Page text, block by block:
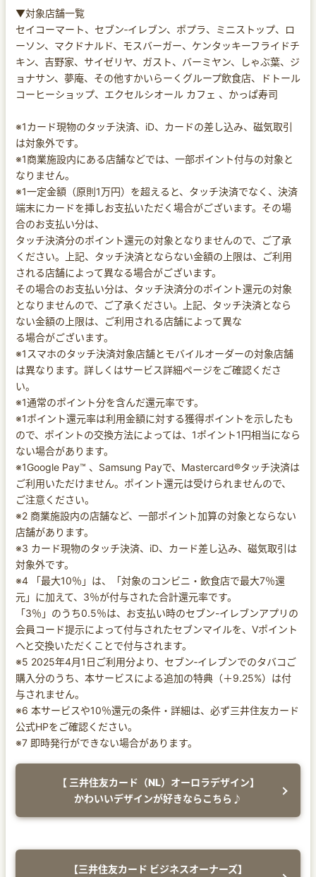
▼対象店舗一覧
セイコーマート、セブン‐イレブン、ポプラ、ミニストップ、ロ
ーソン、マクドナルド、モスバーガー、ケンタッキーフライドチ
キン、吉野家、サイゼリヤ、ガスト、バーミヤン、しゃぶ葉、ジ
ョナサン、夢庵、その他すかいらーくグループ飲食店、ドトール
コーヒーショップ、エクセルシオール カフェ 、かっぱ寿司
※1カード現物のタッチ決済、iD、カードの差し込み、磁気取引
は対象外です。
※1商業施設内にある店舗などでは、一部ポイント付与の対象と
なりません。
※1一定金額（原則1万円）を超えると、タッチ決済でなく、決済
端末にカードを挿しお支払いただく場合がございます。その場
合のお支払い分は、
タッチ決済分のポイント還元の対象となりませんので、ご了承
ください。上記、タッチ決済とならない金額の上限は、ご利用
される店舗によって異なる場合がございます。
その場合のお支払い分は、タッチ決済分のポイント還元の対象
となりませんので、ご了承ください。上記、タッチ決済となら
ない金額の上限は、ご利用される店舗によって異な
る場合がございます。
※1スマホのタッチ決済対象店舗とモバイルオーダーの対象店舗
は異なります。詳しくはサービス詳細ページをご確認くださ
い。
※1通常のポイント分を含んだ還元率です。
※1ポイント還元率は利用金額に対する獲得ポイントを示したも
ので、ポイントの交換方法によっては、1ポイント1円相当になら
ない場合があります。
※1Google Pay™ 、Samsung Payで、Mastercard®タッチ決済は
ご利用いただけません。ポイント還元は受けられませんので、
ご注意ください。
※2 商業施設内の店舗など、一部ポイント加算の対象とならない
店舗があります。
※3 カード現物のタッチ決済、iD、カード差し込み、磁気取引は
対象外です。
※4 「最大10％」は、「対象のコンビニ・飲食店で最大7％還
元」に加えて、3％が付与された合計還元率です。
「3％」のうち0.5％は、お支払い時のセブン-イレブンアプリの
会員コード提示によって付与されたセブンマイルを、Vポイント
へと交換いただくことで付与されます。
※5 2025年4月1日ご利用分より、セブン‐イレブンでのタバコご
購入分のうち、本サービスによる追加の特典（＋9.25%）は付
与されません。
※6 本サービスや10％還元の条件・詳細は、必ず三井住友カード
公式HPをご確認ください。
※7 即時発行ができない場合があります。
【 三井住友カード（NL）オーロラデザイン】
かわいいデザインが好きならこちら♪
【三井住友カード ビジネスオーナーズ】